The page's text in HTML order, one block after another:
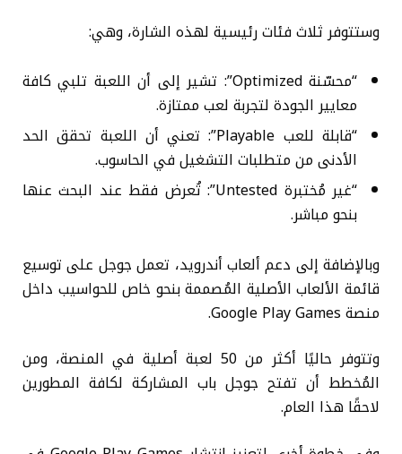
وستتوفر ثلاث فئات رئيسية لهذه الشارة، وهي:
“محسّنة Optimized”: تشير إلى أن اللعبة تلبي كافة
معايير الجودة لتجربة لعب ممتازة.
“قابلة للعب Playable”: تعني أن اللعبة تحقق الحد
الأدنى من متطلبات التشغيل في الحاسوب.
“غير مُختبرة Untested”: تُعرض فقط عند البحث عنها
بنحو مباشر.
وبالإضافة إلى دعم ألعاب أندرويد، تعمل جوجل على توسيع
قائمة الألعاب الأصلية المُصممة بنحو خاص للحواسيب داخل
منصة Google Play Games.
وتتوفر حاليًا أكثر من 50 لعبة أصلية في المنصة، ومن
المُخطط أن تفتح جوجل باب المشاركة لكافة المطورين
لاحقًا هذا العام.